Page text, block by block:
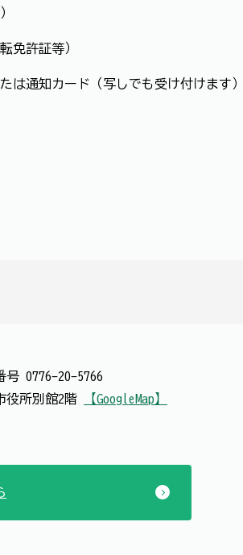
免許証等）
通知カード（写しでも受け付けます）
号 0776-20-5766
所別館2階
【GoogleMap】